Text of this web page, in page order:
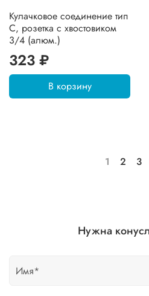
Кулачковое соединение тип
C, розетка с хвостовиком
3/4 (алюм.)
323 ₽
В корзину
1 2 3
Нужна